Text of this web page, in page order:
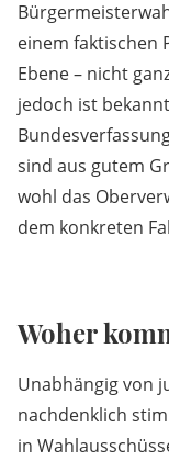
einem faktischen
Ebene – nicht
jedoch ist
sind aus gutem
wohl das
dem konkreten
Woher
Unabhängig von
nachdenklich
in